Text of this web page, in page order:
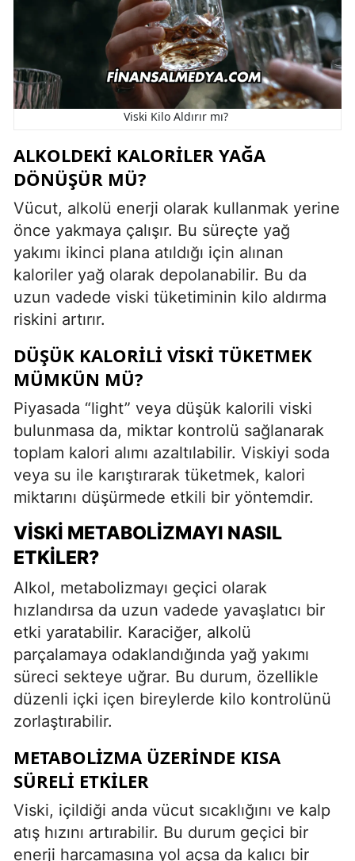
Viski Kilo Aldırır mı?
ALKOLDEKI KALORILER YAĞA
DÖNÜŞÜR MÜ?
Vücut, alkolü enerji olarak kullanmak yerine
önce yakmaya çalışır. Bu süreçte yağ
yakımı ikinci plana atıldığı için alınan
kaloriler yağ olarak depolanabilir. Bu da
uzun vadede viski tüketiminin kilo aldırma
riskini artırır.
DÜŞÜK KALORILI VISKI TÜKETMEK
MÜMKÜN MÜ?
Piyasada “light” veya düşük kalorili viski
bulunmasa da, miktar kontrolü sağlanarak
toplam kalori alımı azaltılabilir. Viskiyi soda
veya su ile karıştırarak tüketmek, kalori
miktarını düşürmede etkili bir yöntemdir.
VISKI METABOLIZMAYI NASIL
ETKILER?
Alkol, metabolizmayı geçici olarak
hızlandırsa da uzun vadede yavaşlatıcı bir
etki yaratabilir. Karaciğer, alkolü
parçalamaya odaklandığında yağ yakımı
süreci sekteye uğrar. Bu durum, özellikle
düzenli içki içen bireylerde kilo kontrolünü
zorlaştırabilir.
METABOLIZMA ÜZERINDE KISA
SÜRELI ETKILER
Viski, içildiği anda vücut sıcaklığını ve kalp
atış hızını artırabilir. Bu durum geçici bir
enerji harcamasına yol açsa da kalıcı bir